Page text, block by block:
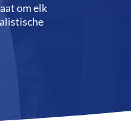
om elk